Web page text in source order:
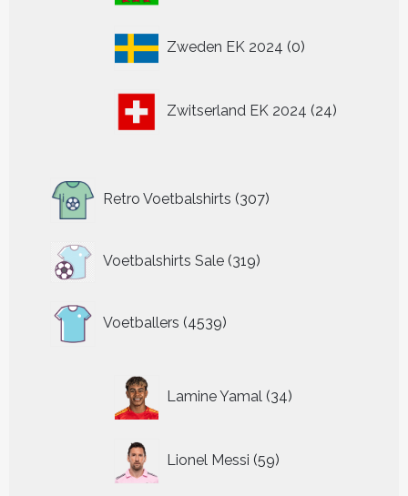
Zweden EK 2024 0
producten
Zwitserland EK 2024 24
producten
Retro Voetbalshirts 307
producten
Voetbalshirts Sale 319
319
producten
Voetballers 4539
producten
Lamine Yamal 34
producten
Lionel Messi 59
producten